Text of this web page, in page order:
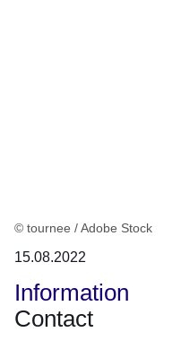
© tournee / Adobe Stock
15.08.2022
Information
Contact